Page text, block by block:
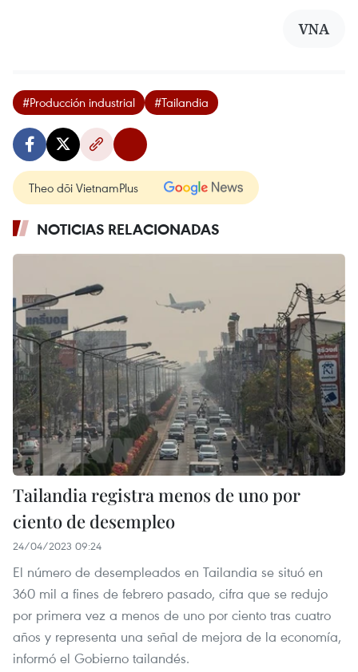
VNA
#Producción industrial #Tailandia
Theo dõi VietnamPlus
NOTICIAS RELACIONADAS
Tailandia registra menos de uno por
ciento de desempleo
24/04/2023 09:24
El número de desempleados en Tailandia se situó en
360 mil a fines de febrero pasado, cifra que se redujo
por primera vez a menos de uno por ciento tras cuatro
años y representa una señal de mejora de la economía,
informó el Gobierno tailandés.